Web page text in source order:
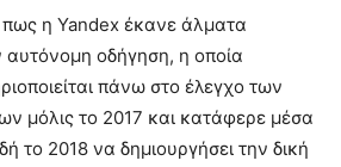
πως η Yandex έκανε άλματα
οδήγηση, η οποία
πάνω στο έλεγχο των
μόλις το 2017 και κατάφερε μέσα
το 2018 να δημιουργήσει την δική